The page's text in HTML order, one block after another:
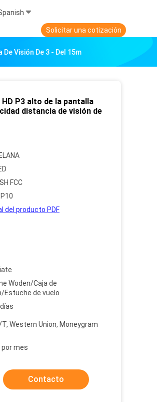
Solicitar una cotización
Visión De 3 - Del 15m
HD P3 alto de la pantalla
distancia de visión de
FCC
del producto PDF
Woden/Caja de
Estuche de vuelo
T, Western Union, Moneygram
por mes
Contacto